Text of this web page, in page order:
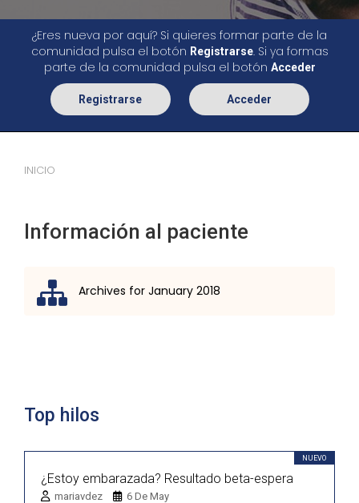
¿Eres nueva por aquí? Si quieres formar parte de la
comunidad pulsa el botón Registrarse. Si ya formas
parte de la comunidad pulsa el botón Acceder
Registrarse Acceder
INICIO
Información al paciente
Archives for January 2018
Top hilos
NUEVO
¿Estoy embarazada? Resultado beta-espera
mariavdez 6 De May